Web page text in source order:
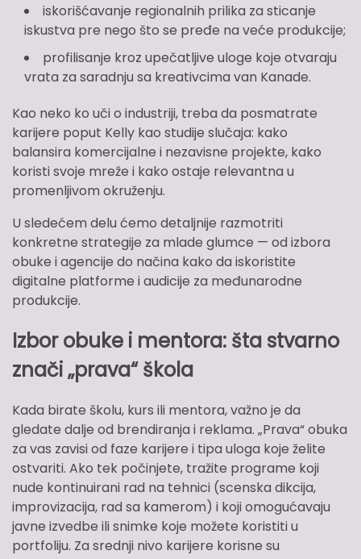
iskorišćavanje regionalnih prilika za sticanje
iskustva pre nego što se pređe na veće produkcije;
profilisanje kroz upečatljive uloge koje otvaraju
vrata za saradnju sa kreativcima van Kanade.
Kao neko ko uči o industriji, treba da posmatrate
karijere poput Kelly kao studije slučaja: kako
balansira komercijalne i nezavisne projekte, kako
koristi svoje mreže i kako ostaje relevantna u
promenljivom okruženju.
U sledećem delu ćemo detaljnije razmotriti
konkretne strategije za mlade glumce — od izbora
obuke i agencije do načina kako da iskoristite
digitalne platforme i audicije za međunarodne
produkcije.
Izbor obuke i mentora: šta stvarno
znači „prava“ škola
Kada birate školu, kurs ili mentora, važno je da
gledate dalje od brendiranja i reklama. „Prava“ obuka
za vas zavisi od faze karijere i tipa uloga koje želite
ostvariti. Ako tek počinjete, tražite programe koji
nude kontinuirani rad na tehnici (scenska dikcija,
improvizacija, rad sa kamerom) i koji omogućavaju
javne izvedbe ili snimke koje možete koristiti u
portfoliju. Za srednji nivo karijere korisne su